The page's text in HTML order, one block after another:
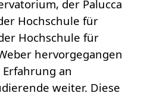
der Palucca
Hochschule für
Hochschule für
hervorgegangen
an
weiter. Diese